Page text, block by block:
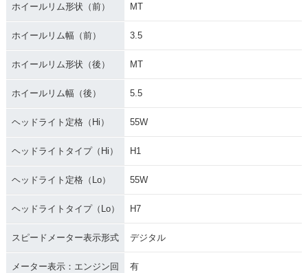
ホイールリム形状（前） MT
ホイールリム幅（前） 3.5
ホイールリム形状（後） MT
ホイールリム幅（後） 5.5
ヘッドライト定格（Hi） 55W
ヘッドライトタイプ（Hi） H1
ヘッドライト定格（Lo） 55W
ヘッドライトタイプ（Lo） H7
スピードメーター表示形式 デジタル
メーター表示：エンジン回
有